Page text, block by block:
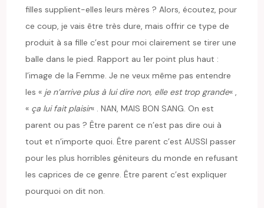
filles supplient-elles leurs mères ? Alors, écoutez, pour
ce coup, je vais être très dure, mais offrir ce type de
produit à sa fille c’est pour moi clairement se tirer une
balle dans le pied. Rapport au 1er point plus haut :
l’image de la Femme. Je ne veux même pas entendre
les « je n’arrive plus à lui dire non, elle est trop grande« ,
« ça lui fait plaisir« . NAN, MAIS BON SANG. On est
parent ou pas ? Être parent ce n’est pas dire oui à
tout et n’importe quoi. Être parent c’est AUSSI passer
pour les plus horribles géniteurs du monde en refusant
les caprices de ce genre. Être parent c’est expliquer
pourquoi on dit non.